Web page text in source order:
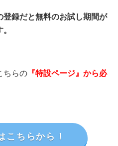
登録だと無料のお試し期間が
ちらの 『特設ページ』から必
こちらから！